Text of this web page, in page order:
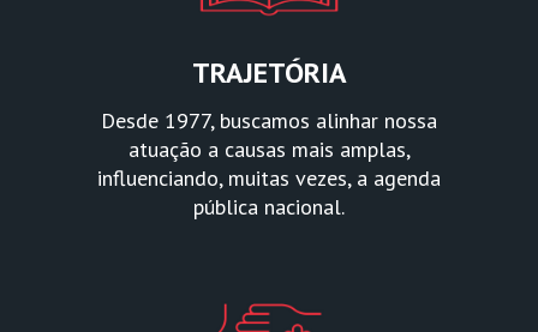
TRAJETÓRIA
Desde 1977, buscamos alinhar nossa
atuação a causas mais amplas,
influenciando, muitas vezes, a agenda
pública nacional.